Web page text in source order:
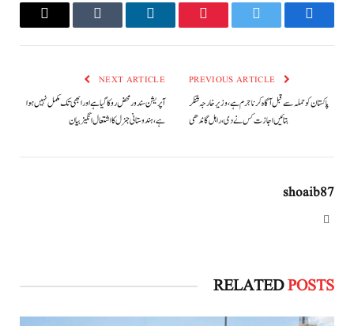
Facebook
Twitter
Pinterest
LinkedIn
Tumblr
Email
پاکستان کو حملہ سے قبل آگاہ کرنا جرم ہے، وزیر خارجہ شنکر
بتائیں اجازت کس نے دی، راہل گاندھی
NEXT ARTICLE
آپریشن سندور محض روکا گیا ہےاور ابھی تک مکمل نہیں ہوا
ہے، ہندوستانی جنرل کااشتعال انگیز بیان
shoaib87
RELATEDPOSTS